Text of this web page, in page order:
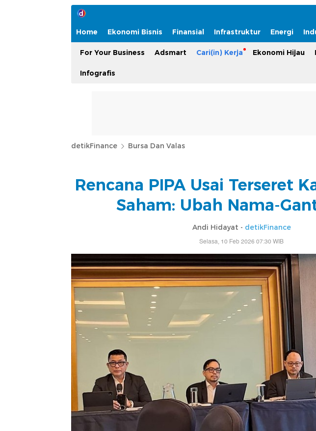
Home Ekonomi Bisnis Finansial Infrastruktur Energi
For Your Business Adsmart Cari(in) Kerja Ekonomi Hijau
Infografis
detikFinance Bursa Dan Valas
Rencana PIPA Usai Terseret
Saham: Ubah Nama-
Andi Hidayat - detikFinance
Selasa, 10 Feb 2026 07:30 WIB